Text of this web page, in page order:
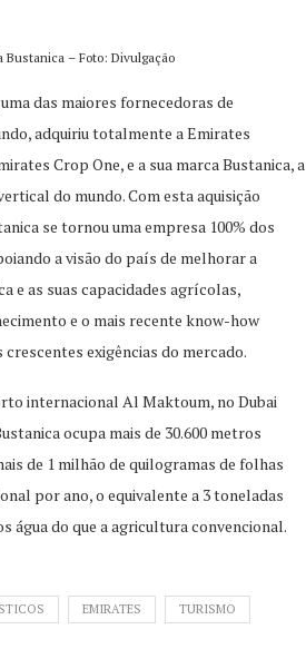
Bustanica – Foto: Divulgação
das maiores fornecedoras de
adquiriu totalmente a Emirates
Crop One, e a sua marca Bustanica, a
do mundo. Com esta aquisição
se tornou uma empresa 100% dos
a visão do país de melhorar a
e as suas capacidades agrícolas,
e o mais recente know-how
exigências do mercado.
internacional Al Maktoum, no Dubai
ocupa mais de 30.600 metros
de 1 milhão de quilogramas de folhas
por ano, o equivalente a 3 toneladas
água do que a agricultura convencional.
EMIRATES TURISMO